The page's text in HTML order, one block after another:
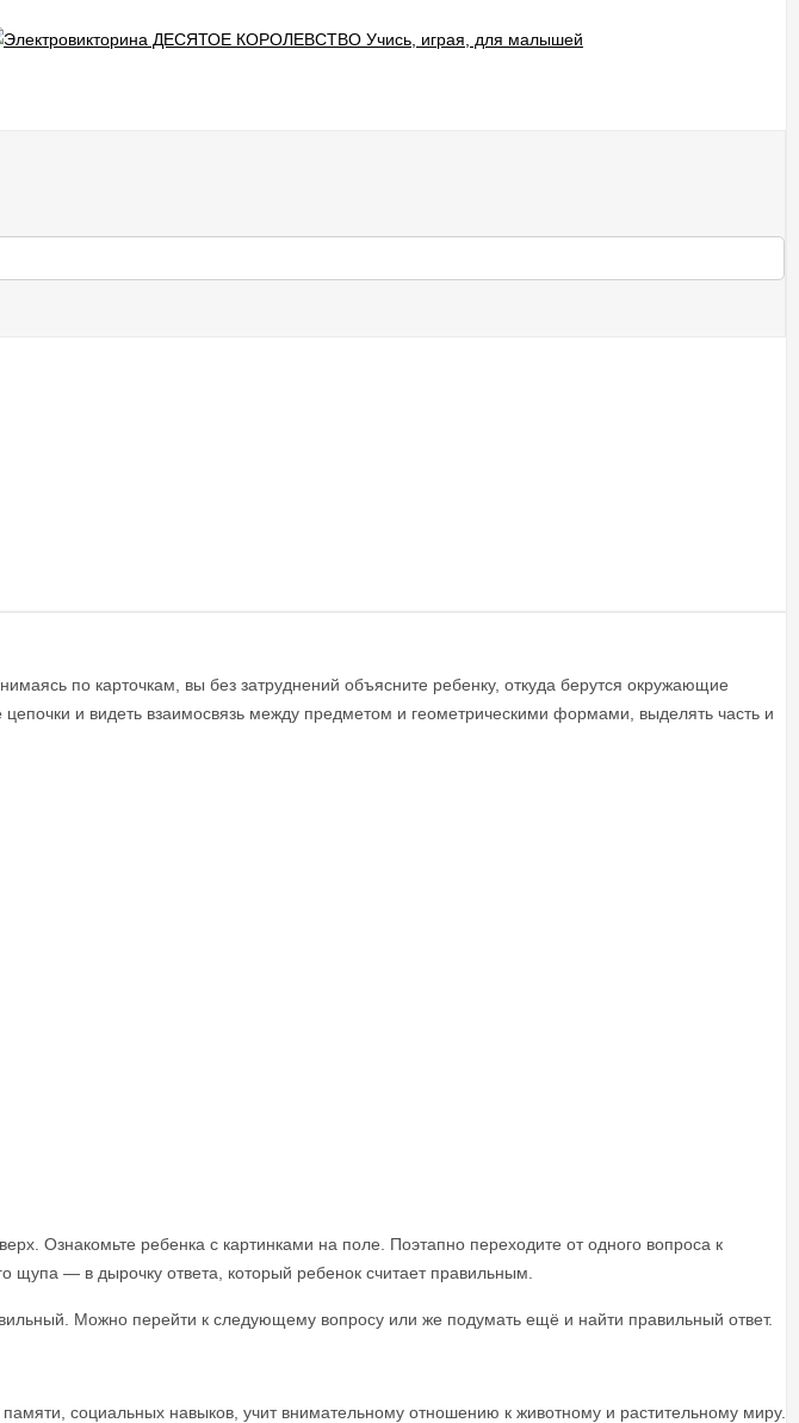
по карточкам, вы без затруднений объясните ребенку, откуда берутся окружающие
и видеть взаимосвязь между предметом и геометрическими формами, выделять часть и
Ознакомьте ребенка с картинками на поле. Поэтапно переходите от одного вопроса к
щупа — в дырочку ответа, который ребенок считает правильным.
Можно перейти к следующему вопросу или же подумать ещё и найти правильный ответ.
социальных навыков, учит внимательному отношению к животному и растительному миру.